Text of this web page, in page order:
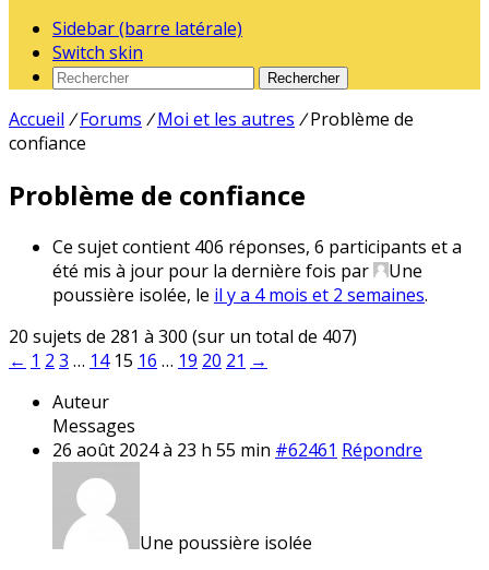
Sidebar (barre latérale)
Switch skin
Rechercher
Accueil / Forums / Moi et les autres / Problème de
confiance
Problème de confiance
Ce sujet contient 406 réponses, 6 participants et a
été mis à jour pour la dernière fois par
Une
poussière isolée, le il y a 4 mois et 2 semaines.
20 sujets de 281 à 300 (sur un total de 407)
← 1 2 3 … 14 15 16 … 19 20 21 →
Auteur
Messages
26 août 2024 à 23 h 55 min #62461 Répondre
Une poussière isolée